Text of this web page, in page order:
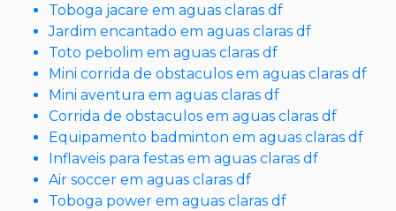
Toboga jacare em aguas claras df
Jardim encantado em aguas claras df
Toto pebolim em aguas claras df
Mini corrida de obstaculos em aguas claras df
Mini aventura em aguas claras df
Corrida de obstaculos em aguas claras df
Equipamento badminton em aguas claras df
Inflaveis para festas em aguas claras df
Air soccer em aguas claras df
Toboga power em aguas claras df